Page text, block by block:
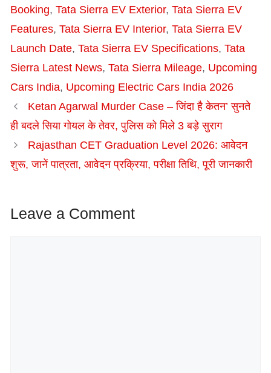
Booking, Tata Sierra EV Exterior, Tata Sierra EV
Features, Tata Sierra EV Interior, Tata Sierra EV
Launch Date, Tata Sierra EV Specifications, Tata
Sierra Latest News, Tata Sierra Mileage, Upcoming
Cars India, Upcoming Electric Cars India 2026
Ketan Agarwal Murder Case – जिंदा है केतन’ सुनते
ही बदले सिया गोयल के तेवर, पुलिस को मिले 3 बड़े सुराग
Rajasthan CET Graduation Level 2026: आवेदन
शुरू, जानें पात्रता, आवेदन प्रक्रिया, परीक्षा तिथि, पूरी जानकारी
Leave a Comment